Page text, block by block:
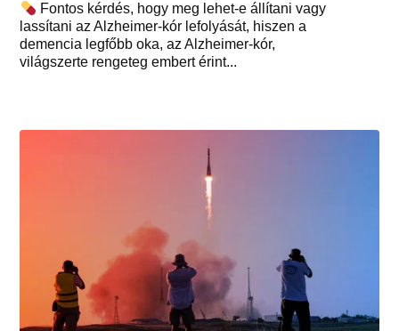
Fontos kérdés, hogy meg lehet-e állítani vagy
lassítani az Alzheimer-kór lefolyását, hiszen a
demencia legfőbb oka, az Alzheimer-kór,
világszerte rengeteg embert érint...